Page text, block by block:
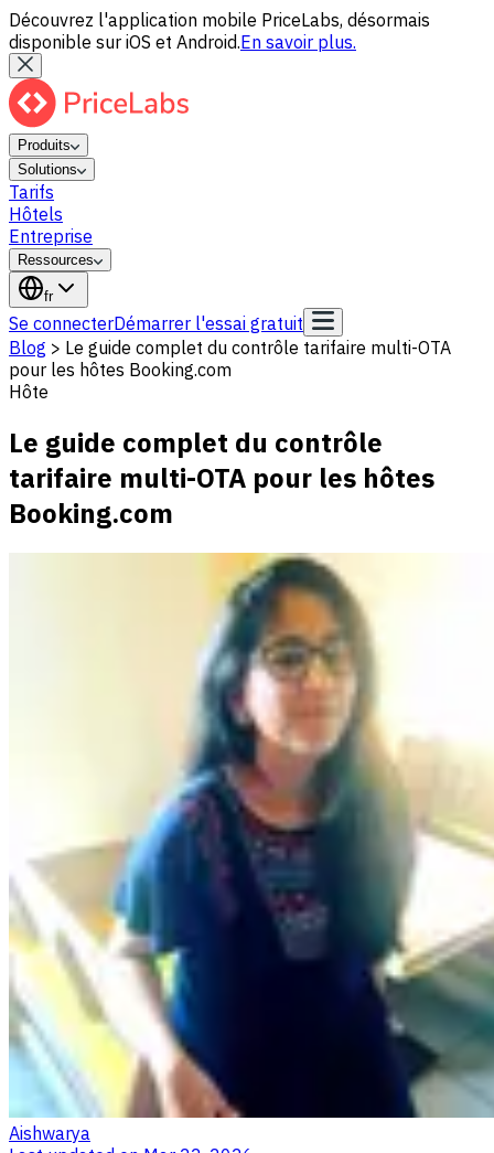
Découvrez l'application mobile PriceLabs, désormais
disponible sur iOS et Android.En savoir plus.
Produits
Solutions
Tarifs
Hôtels
Entreprise
Ressources
fr
Se connecterDémarrer l'essai gratuit
Blog > Le guide complet du contrôle tarifaire multi-OTA
pour les hôtes Booking.com
Hôte
Le guide complet du contrôle
tarifaire multi-OTA pour les hôtes
Booking.com
Aishwarya